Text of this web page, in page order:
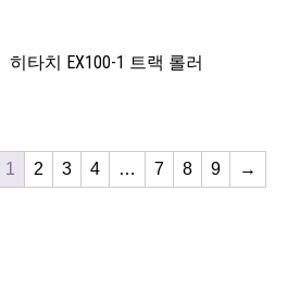
히타치 EX100-1 트랙 롤러
1 2 3 4 … 7 8 9 →